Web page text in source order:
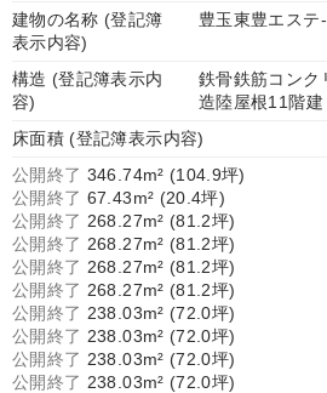
建物の名称 (登記簿
表示内容)
豊玉東豊エステ-
構造 (登記簿表示内
容)
鉄骨鉄筋コンク
造陸屋根11階建
床面積 (登記簿表示内容)
公開終了 346.74m² (104.9坪)
公開終了 67.43m² (20.4坪)
公開終了 268.27m² (81.2坪)
公開終了 268.27m² (81.2坪)
公開終了 268.27m² (81.2坪)
公開終了 268.27m² (81.2坪)
公開終了 238.03m² (72.0坪)
公開終了 238.03m² (72.0坪)
公開終了 238.03m² (72.0坪)
公開終了 238.03m² (72.0坪)